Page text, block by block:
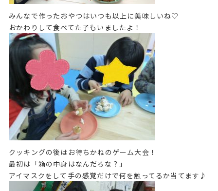
みんなで作ったおやつはいつも以上に美味しいね♡
おかわりして食べてた子もいましたよ！
クッキングの後はお待ちかねのゲーム大会！
最初は「箱の中身はなんだろな？」
アイマスクをして手の感覚だけで何を触ってるか当てます♪